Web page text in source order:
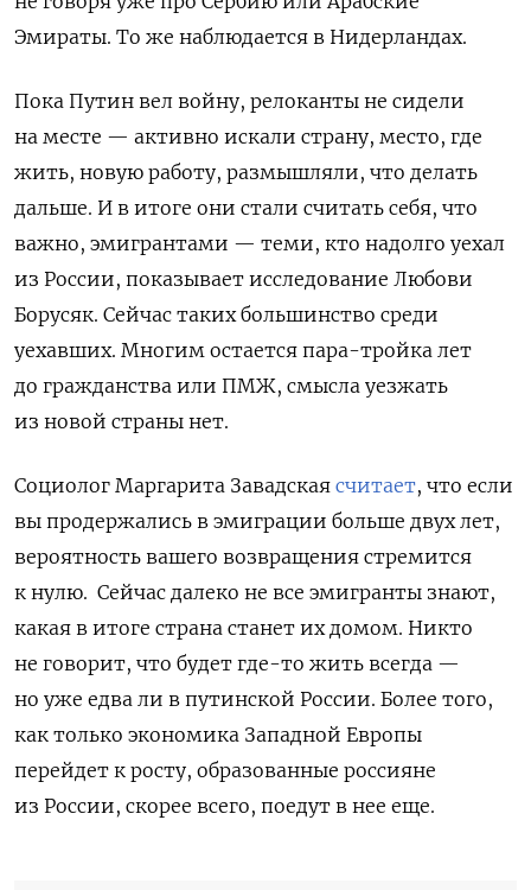
Эмираты. То же наблюдается в Нидерландах.
Пока Путин вел войну, релоканты не сидели
на месте — активно искали страну, место, где
жить, новую работу, размышляли, что делать
дальше. И в итоге они стали считать себя, что
важно, эмигрантами — теми, кто надолго уехал
из России, показывает исследование Любови
Борусяк. Сейчас таких большинство среди
уехавших. Многим остается пара-тройка лет
до гражданства или ПМЖ, смысла уезжать
из новой страны нет.
Социолог Маргарита Завадская считает, что если
вы продержались в эмиграции больше двух лет,
вероятность вашего возвращения стремится
к нулю. Сейчас далеко не все эмигранты знают,
какая в итоге страна станет их домом. Никто
не говорит, что будет где-то жить всегда —
но уже едва ли в путинской России. Более того,
как только экономика Западной Европы
перейдет к росту, образованные россияне
из России, скорее всего, поедут в нее еще.